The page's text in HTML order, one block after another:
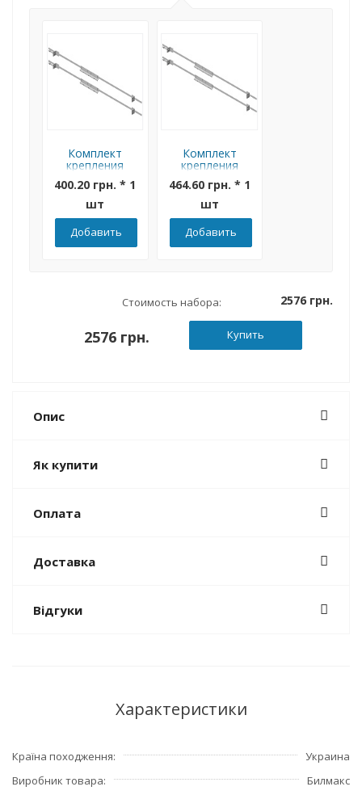
Комплект
крепления
боксов на
опору Билмакс
(типоразмер от
БМ-44 до
БМ-65)
400.20 грн. * 1
шт
Добавить
Комплект
крепления
боксов на
опору Билмакс
(типоразмер от
БМ-70 до
БМ-126)
464.60 грн. * 1
шт
Добавить
Стоимость набора: 2576 грн.
2576 грн. Купить
Опис
Як купити
Оплата
Доставка
Відгуки
Характеристики
Країна походження
Украина
Виробник товара
Билмакс